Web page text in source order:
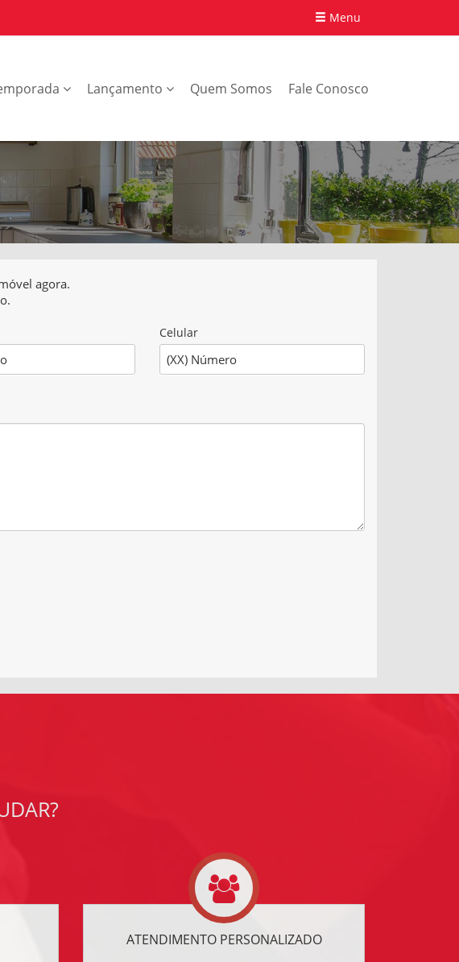
Menu
Lançamento Quem Somos Fale Conosco
agora.
Celular
ATENDIMENTO PERSONALIZADO